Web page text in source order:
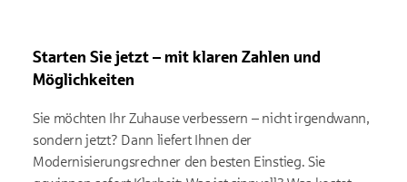
Starten Sie jetzt – mit klaren Zahlen und
Möglichkeiten
Sie möchten Ihr Zuhause verbessern – nicht irgendwann,
sondern jetzt? Dann liefert Ihnen der
Modernisierungsrechner den besten Einstieg. Sie